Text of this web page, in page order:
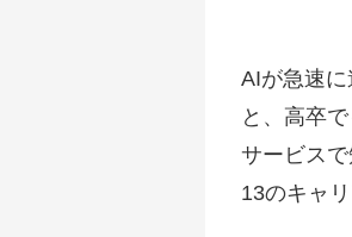
AIが急速
と、高卒
サービス
13のキャ